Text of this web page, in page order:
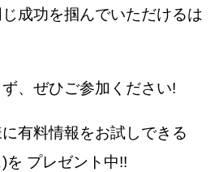
成功を掴んでいただけるは
、ぜひご参加ください!
有料情報をお試しできる
を プレゼント中!!